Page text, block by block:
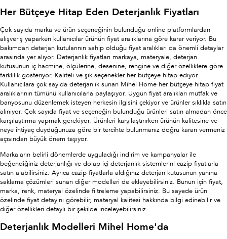
Her Bütçeye Hitap Eden Deterjanlık Fiyatları
Çok sayıda marka ve ürün seçeneğinin bulunduğu online platformlardan
alışveriş yaparken kullanıcılar ürünün fiyat aralıklarına göre karar veriyor. Bu
bakımdan deterjan kutularının sahip olduğu fiyat aralıkları da önemli detaylar
arasında yer alıyor. Deterjanlık fiyatları markaya, materyale, deterjan
kutusunun iç hacmine, ölçülerine, desenine, rengine ve diğer özelliklere göre
farklılık gösteriyor. Kaliteli ve şık seçenekler her bütçeye hitap ediyor.
Kullanıcılara çok sayıda deterjanlık sunan Mihel Home her bütçeye hitap fiyat
aralıklarının tümünü kullanıcılarla paylaşıyor. Uygun fiyat aralıkları mutfak ve
banyosunu düzenlemek isteyen herkesin ilgisini çekiyor ve ürünler sıklıkla satın
alınıyor. Çok sayıda fiyat ve seçeneğin bulunduğu ürünleri satın almadan önce
karşılaştırma yapmak gerekiyor. Ürünleri karşılaştırırken ürünün kalitesine ve
neye ihtiyaç duyduğunuza göre bir tercihte bulunmanız doğru kararı vermeniz
açısından büyük önem taşıyor.
Markaların belirli dönemlerde uyguladığı indirim ve kampanyalar ile
beğendiğiniz deterjanlığı ve dolap içi deterjanlık sistemlerini cazip fiyatlarla
satın alabilirsiniz. Ayrıca cazip fiyatlarla aldığınız deterjan kutusunun yanına
saklama çözümleri sunan diğer modelleri de ekleyebilirsiniz. Bunun için fiyat,
marka, renk, materyal özelinde filtreleme yapabilirsiniz. Bu sayede ürün
özelinde fiyat detayını görebilir, materyal kalitesi hakkında bilgi edinebilir ve
diğer özellikleri detaylı bir şekilde inceleyebilirsiniz.
Deterjanlık Modelleri Mihel Home'da